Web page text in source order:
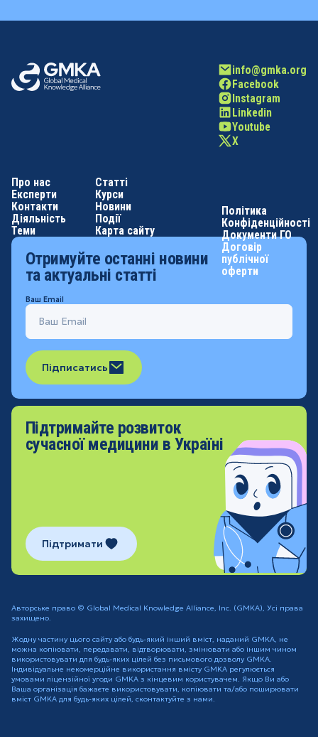
Про нас
Експерти
Контакти
Діяльність
Теми
Статті
Курси
Новини
Події
Карта сайту
Facebook
Instagram
Linkedin
Youtube
X
info@gmka.org
Політика
Конфіденційності
Документи ГО
Договір
публічної
оферти
Авторське право © Global Medical Knowledge Alliance, Inc. (GMKA), Усі права
захищено.
Жодну частину цього сайту або будь-який інший вміст, наданий GMKA, не
можна копіювати, передавати, відтворювати, змінювати або іншим чином
використовувати для будь-яких цілей без письмового дозволу GMKA.
Індивідуальне некомерційне використання вмісту GMKA регулюється
умовами ліцензійної угоди GMKA з кінцевим користувачем. Якщо Ви або
Ваша організація бажаєте використовувати, копіювати та/або поширювати
вміст GMKA для будь-яких цілей, сконтактуйте з нами.
Отримуйте останні новини
та актуальні статті
Ваш Email
Підписатись
Підтримайте розвиток
сучасної медицини в Україні
Підтримати